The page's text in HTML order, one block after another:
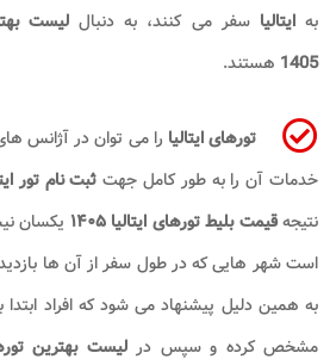
بهایتالیاسفر می کنند، به دنباللیست
1405 هستند.
تورهای ایتالیا را می توان در آژانس
خدمات آن را به طور کامل جهت ثبت نام تور
نتیجهقیمت بلیط تورهای ایتالیا ۱۴۰۵ یکسان
است شهر هایی که در طول سفر از آن ها
به همین دلیل پیشنهاد می شود که افراد
مشخص کرده و سپس درلیست بهترین